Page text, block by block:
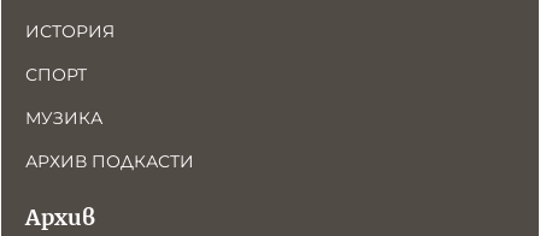
ИСТОРИЯ
СПОРТ
МУЗИКА
АРХИВ ПОДКАСТИ
Архив